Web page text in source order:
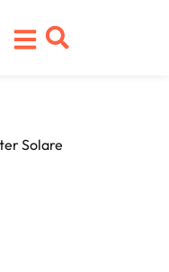
Solare